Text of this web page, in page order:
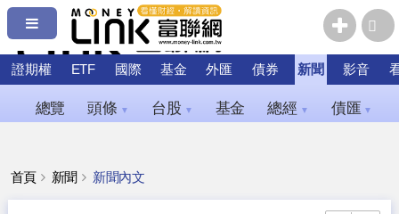
證期權 ETF 國際 基金 外匯 債券 新聞 影音
總覽 頭條 ▼ 台股 ▼ 基金 總經 ▼ 債匯 ▼
首頁 新聞 新聞內文